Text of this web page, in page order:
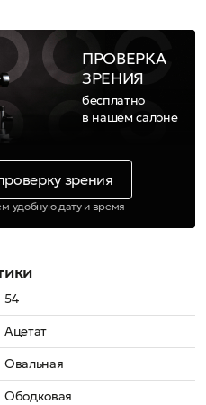
ПРОВЕРКА
ЗРЕНИЯ
бесплатно
в нашем салоне
зрения
удобную дату и время
54
Ацетат
Овальная
Ободковая